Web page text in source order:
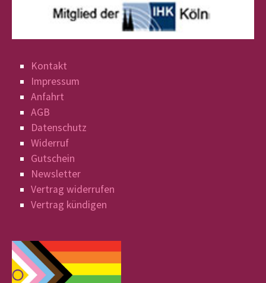
Kontakt
Impressum
Anfahrt
AGB
Datenschutz
Widerruf
Gutschein
Newsletter
Vertrag widerrufen
Vertrag kündigen